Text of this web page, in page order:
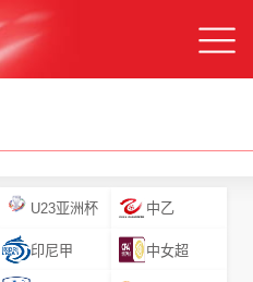
U23亚洲杯 中乙
印尼甲 中女超